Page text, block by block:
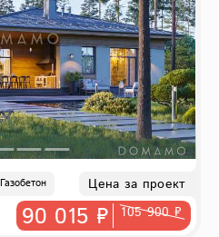
Газобетон Цена за проект
90 015 ₽ 105 900 ₽